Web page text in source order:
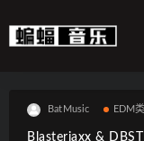
BatMusic EDM类
Blasterjaxx &